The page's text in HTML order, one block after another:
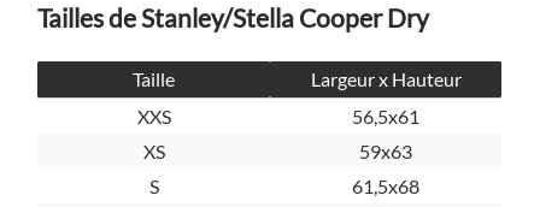
Tailles de Stanley/Stella Cooper Dry
Taille
Largeur x Hauteur
XXS
56,5x61
XS
59x63
S
61,5x68